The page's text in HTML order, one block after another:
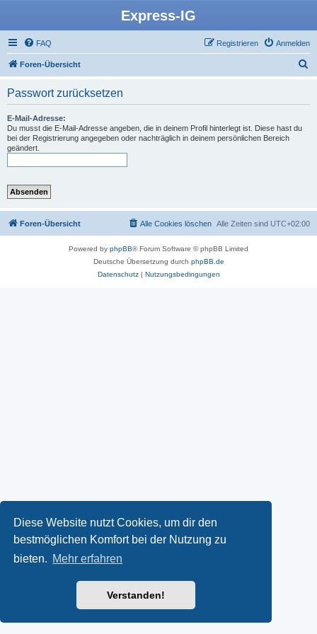
Diese Website nutzt Cookies, um dir den
bestmöglichen Komfort bei der Nutzung zu
bieten. Mehr erfahren
Verstanden!
Express-IG
FAQ Anmelden
Registrieren
Foren-Übersicht
Passwort zurücksetzen
E-Mail-Adresse:
Du musst die E-Mail-Adresse angeben, die in deinem Profil hinterlegt ist. Diese hast du
bei der Registrierung angegeben oder nachträglich in deinem persönlichen Bereich
geändert.
Foren-Übersicht Alle Zeiten sind UTC+02:00
Alle Cookies löschen
Powered by phpBB® Forum Software © phpBB Limited
Deutsche Übersetzung durch phpBB.de
Datenschutz| Nutzungsbedingungen